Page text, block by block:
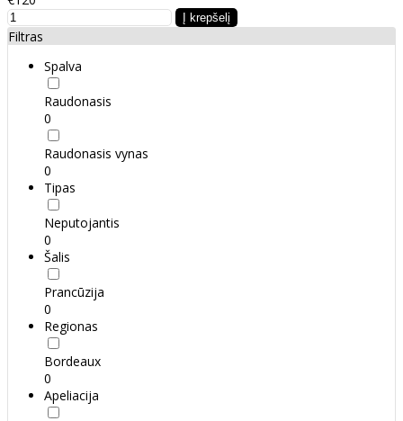
Filtras
Spalva
Raudonasis
0
Raudonasis vynas
0
Tipas
Neputojantis
0
Šalis
Prancūzija
0
Regionas
Bordeaux
0
Apeliacija